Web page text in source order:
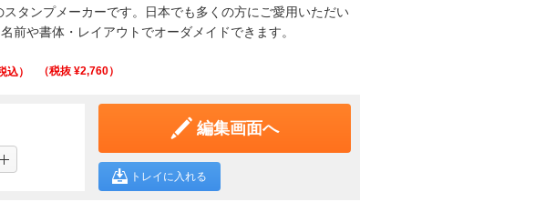
タンプメーカーです。日本でも多くの方にご愛用いただい
前や書体・レイアウトでオーダメイドできます。
込） （税抜 ¥2,760）
編集画面へ
トレイに入れる